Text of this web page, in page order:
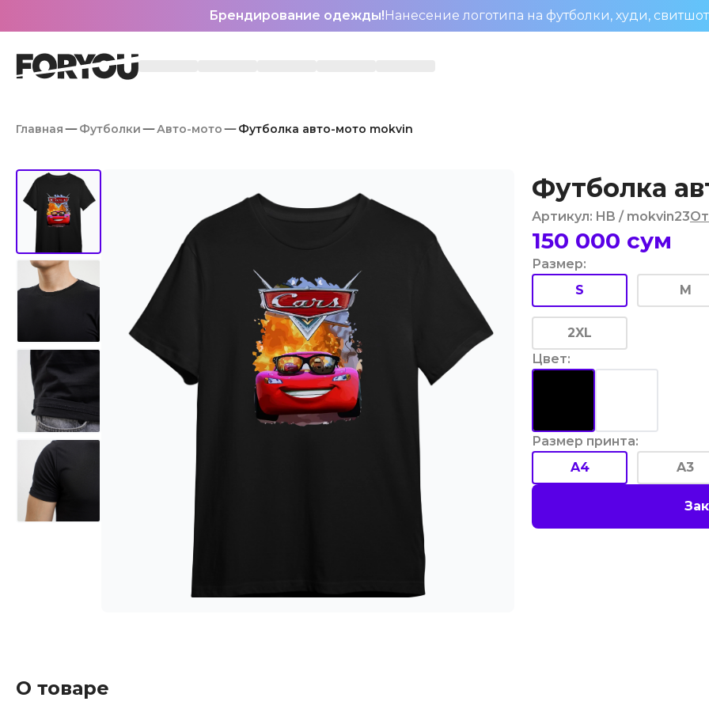
Брендирование одежды!Нанесение логотипа на футболки, худи,
Главная Футболки Авто-мото Футболка авто-мото mokvin
Футболка
Артикул: HB / mokvin23
150 000 сум
Размер:
S
M
2XL
Цвет:
Размер принта:
A4
A3
О товаре